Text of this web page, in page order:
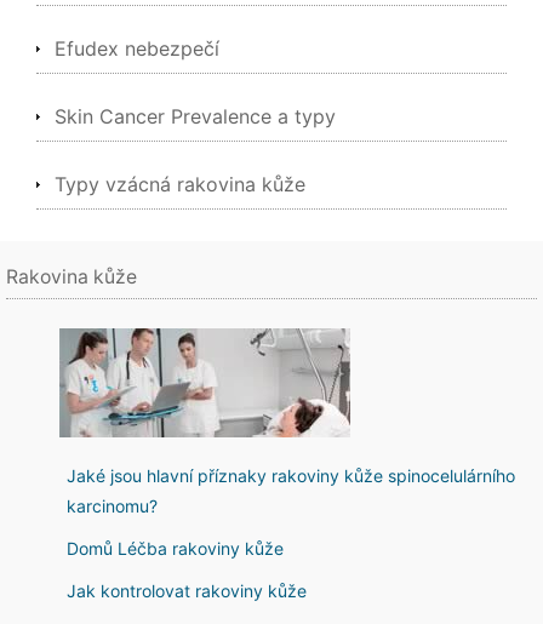
Efudex nebezpečí
Skin Cancer Prevalence a typy
Typy vzácná rakovina kůže
Rakovina kůže
Jaké jsou hlavní příznaky rakoviny kůže spinocelulárního
karcinomu?
Domů Léčba rakoviny kůže
Jak kontrolovat rakoviny kůže